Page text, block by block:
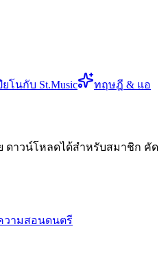
ยโนกับ St.Music
ทฤษฎี & แอ
ดาวน์โหลดได้สำหรับสมาชิก คัด
วามสอนดนตรี